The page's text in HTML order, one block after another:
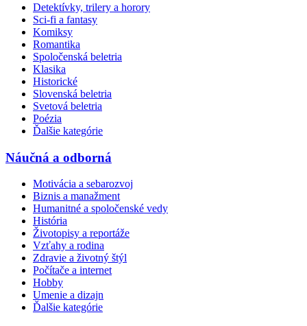
Detektívky, trilery a horory
Sci-fi a fantasy
Komiksy
Romantika
Spoločenská beletria
Klasika
Historické
Slovenská beletria
Svetová beletria
Poézia
Ďalšie kategórie
Náučná a odborná
Motivácia a sebarozvoj
Biznis a manažment
Humanitné a spoločenské vedy
História
Životopisy a reportáže
Vzťahy a rodina
Zdravie a životný štýl
Počítače a internet
Hobby
Umenie a dizajn
Ďalšie kategórie